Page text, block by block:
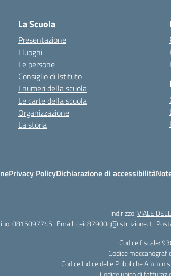
La Scuola
Presentazione
I luoghi
Le persone
Consiglio di Istituto
I numeri della scuola
Le carte della scuola
Organizzazione
La storia
Privacy PolicyDichiarazione di accessibilità
Indirizzo:VIALE
0815097745 Email:ceic87900q@istruzione.it
Codice fiscale:
Codice
Codice Indice delle Pubbliche